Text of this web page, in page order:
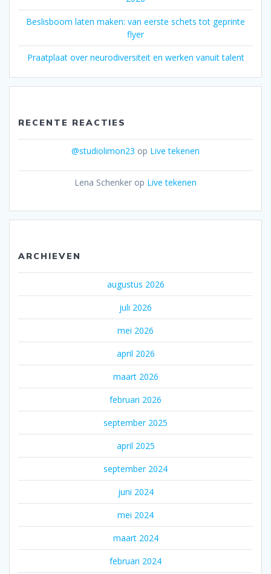
Beslisboom laten maken: van eerste schets tot geprinte
flyer
Praatplaat over neurodiversiteit en werken vanuit talent
RECENTE REACTIES
@studiolimon23 op Live tekenen
Lena Schenker op Live tekenen
ARCHIEVEN
augustus 2026
juli 2026
mei 2026
april 2026
maart 2026
februari 2026
september 2025
april 2025
september 2024
juni 2024
mei 2024
maart 2024
februari 2024